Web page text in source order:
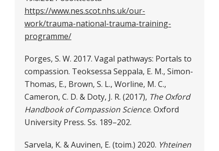
https://www.nes.scot.nhs.uk/our-
work/trauma-national-trauma-training-
programme/
Porges, S. W. 2017. Vagal pathways: Portals to
compassion. Teoksessa Seppala, E. M., Simon-
Thomas, E., Brown, S. L., Worline, M. C.,
Cameron, C. D. & Doty, J. R. (2017), The Oxford
Handbook of Compassion Science. Oxford
University Press. Ss. 189–202.
Sarvela, K. & Auvinen, E. (toim.) 2020. Yhteinen